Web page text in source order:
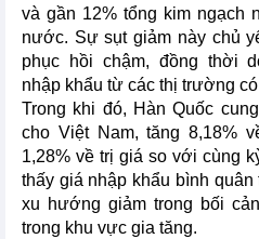
và gần 12% tổng kim ngạch
nước. Sự sụt giảm này chủ
phục hồi chậm, đồng thời
nhập khẩu từ các thị trường
Trong khi đó, Hàn Quốc
cho Việt Nam, tăng 8,18%
1,28% về trị giá so với cùng
thấy giá nhập khẩu bình
xu hướng giảm trong bối
trong khu vực gia tăng.